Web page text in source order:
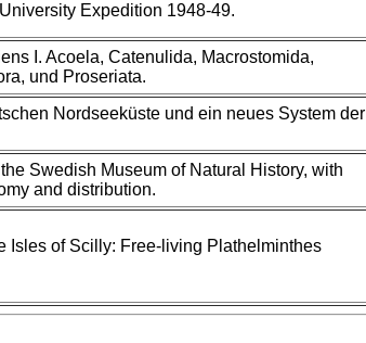
Expedition 1948-49.
I. Acoela, Catenulida, Macrostomida,
und Proseriata.
Nordseeküste und ein neues System der
Swedish Museum of Natural History, with
and distribution.
Isles of Scilly: Free-living Plathelminthes